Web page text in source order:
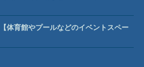
体育館やプールなどのイベントスペー